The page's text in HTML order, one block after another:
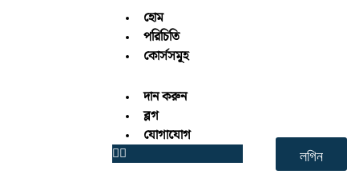
হোম
পরিচিতি
কোর্সসমূহ
দান করুন
ব্লগ
যোগাযোগ
লগিন